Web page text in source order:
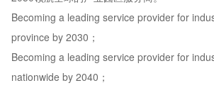
Becoming a leading service provider for
province by 2030；
Becoming a leading service provider for
nationwide by 2040；